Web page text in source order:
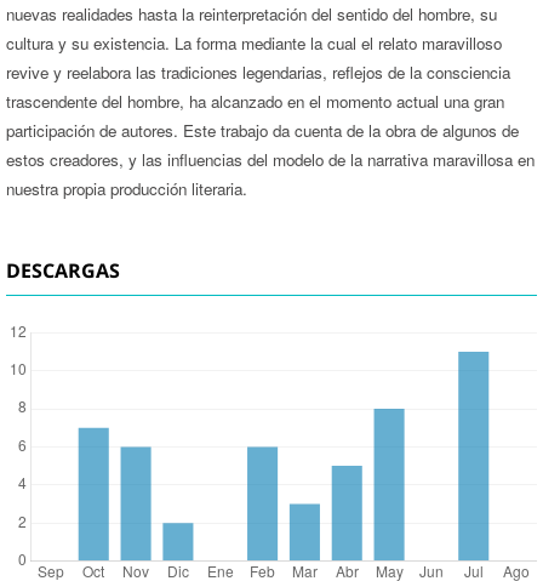
nuevas realidades hasta la reinterpretación del sentido del hombre, su
cultura y su existencia. La forma mediante la cual el relato maravilloso
revive y reelabora las tradiciones legendarias, reflejos de la consciencia
trascendente del hombre, ha alcanzado en el momento actual una gran
participación de autores. Este trabajo da cuenta de la obra de algunos de
estos creadores, y las influencias del modelo de la narrativa maravillosa en
nuestra propia producción literaria.
DESCARGAS